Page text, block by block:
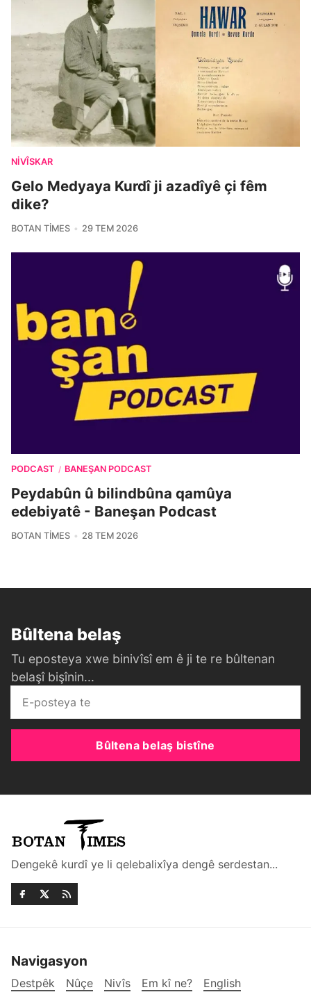
NIVÎSKAR
Gelo Medyaya Kurdî ji azadîyê çi fêm
dike?
BOTAN TIMES 29 TEM 2026
PODCAST / BANEŞAN PODCAST
Peydabûn û bilindbûna qamûya
edebiyatê - Baneşan Podcast
BOTAN TIMES 28 TEM 2026
Bûltena belaş
Tu eposteya xwe binivîsî em ê ji te re bûltenan
belaşî bişînin...
Bûltena belaş bistîne
Dengekê kurdî ye li qelebalixîya dengê serdestan...
Navigasyon
Destpêk Nûçe Nivîs Em kî ne?
English